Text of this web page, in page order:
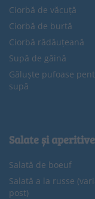
Ciorbă de văcuță
Ciorbă de burtă
Ciorbă rădăuțeană
Supă de găină
Găluște pufoase
supă
Salate și aperitive
Salată de boeuf
Salată a la russe
post)